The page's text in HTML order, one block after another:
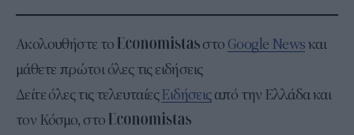
Ακολουθήστε το στο Google Newsκαι
μάθετε πρώτοι όλες τις ειδήσεις
Δείτε όλες τις τελευταίεςΕιδήσειςαπό την Ελλάδα και
τον Κόσμο, στο